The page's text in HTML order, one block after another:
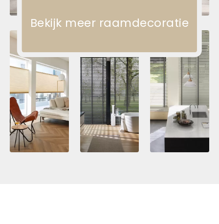
Bekijk meer raamdecoratie